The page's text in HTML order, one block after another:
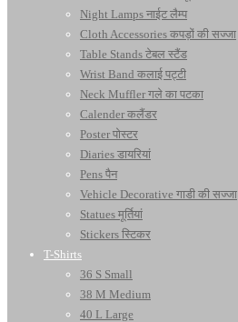
Night Lamps नाईट लैम्प
Cloth Accessories कपड़ों की सज्जा
Table Stands टेबल स्टैंड
Wrist Band कलाई पट्टी
Neck Muffler गले का पटका
Calender कलैंडर
Poster पोस्टर
Diaries डायरियां
Pens पैन
Vehicle Decorative गाडी की सज्जा
Statues मूर्तियां
Stickers स्टिकर
T-Shirts
36 S Small
38 M Medium
40 L Large